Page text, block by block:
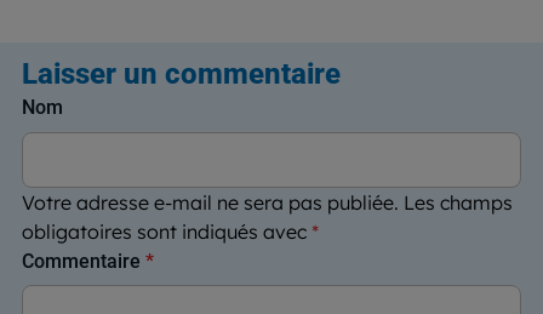
Laisser un commentaire
Votre adresse e-mail ne sera pas publiée. Les champs
obligatoires sont indiqués avec *
Nom
Commentaire *